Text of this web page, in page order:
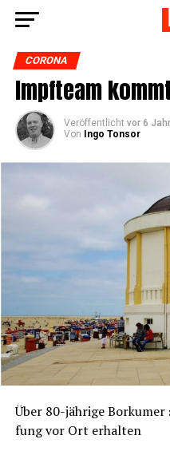
CORONA
Impf­team
Veröffentlicht vor 6
Von
Ingo Tonsor
Über 80-jäh­ri­ge
fung vor Ort erhalten